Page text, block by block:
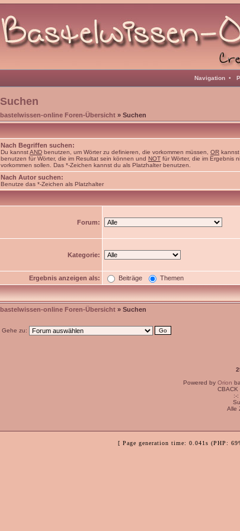
Navigation •
Suchen
bastelwissen-online Foren-Übersicht » Suchen
Nach Begriffen suchen:
Du kannstAND benutzen, um Wörter zu definieren, die vorkommen müssen, OR
benutzen für Wörter, die im Resultat sein können und NOT für Wörter, die im Ergebnis
vorkommen sollen. Das *-Zeichen kannst du als Platzhalter benutzen.
Nach Autor suchen:
Benutze das *-Zeichen als Platzhalter
Forum:
Kategorie:
Ergebnis anzeigen als:
Beiträge Themen
bastelwissen-online Foren-Übersicht » Suchen
Gehe zu:
Powered by Orion
CBACK
:-
Alle
[ Page generation time: 0.041s (PHP: